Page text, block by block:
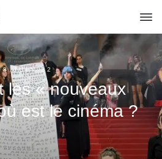
JUIN 22
les « nouveaux
est le cinéma ?